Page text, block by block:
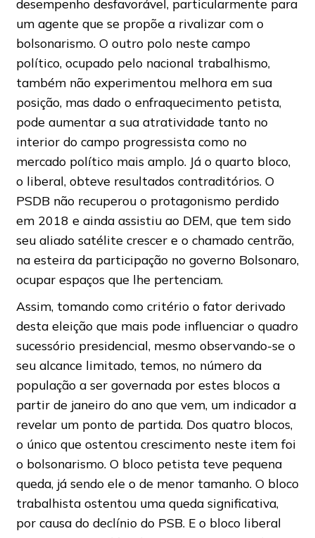
desempenho desfavorável, particularmente para
um agente que se propõe a rivalizar com o
bolsonarismo. O outro polo neste campo
político, ocupado pelo nacional trabalhismo,
também não experimentou melhora em sua
posição, mas dado o enfraquecimento petista,
pode aumentar a sua atratividade tanto no
interior do campo progressista como no
mercado político mais amplo. Já o quarto bloco,
o liberal, obteve resultados contraditórios. O
PSDB não recuperou o protagonismo perdido
em 2018 e ainda assistiu ao DEM, que tem sido
seu aliado satélite crescer e o chamado centrão,
na esteira da participação no governo Bolsonaro,
ocupar espaços que lhe pertenciam.
Assim, tomando como critério o fator derivado
desta eleição que mais pode influenciar o quadro
sucessório presidencial, mesmo observando-se o
seu alcance limitado, temos, no número da
população a ser governada por estes blocos a
partir de janeiro do ano que vem, um indicador a
revelar um ponto de partida. Dos quatro blocos,
o único que ostentou crescimento neste item foi
o bolsonarismo. O bloco petista teve pequena
queda, já sendo ele o de menor tamanho. O bloco
trabalhista ostentou uma queda significativa,
por causa do declínio do PSB. E o bloco liberal